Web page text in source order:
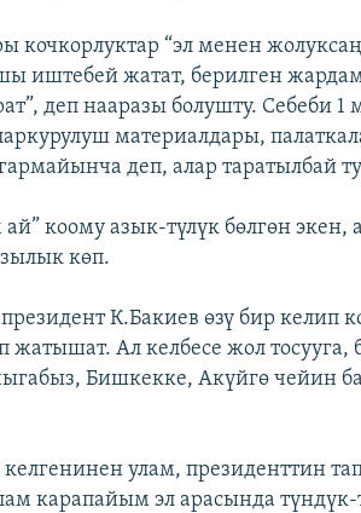
кочкорлуктар “эл менен
иштебей жатат, берилген
деп нааразы болушту. Себеби
материалдары,
деп, алар таратылбай
коому азык-түлүк бөлгөн экен,
көп.
К.Бакиев өзү бир келип
жатышат. Ал келбесе жол
Бишкекке, Акүйгө чейин
улам, президенттин
карапайым эл арасында түндүк-